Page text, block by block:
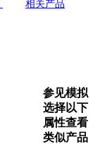
相关产品
参见模拟
选择以下
属性查看
类似产品